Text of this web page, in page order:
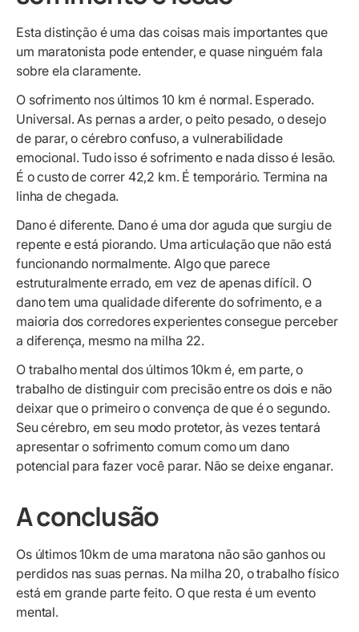
Esta distinção é uma das coisas mais importantes que
um maratonista pode entender, e quase ninguém fala
sobre ela claramente.
O sofrimento nos últimos 10 km é normal. Esperado.
Universal. As pernas a arder, o peito pesado, o desejo
de parar, o cérebro confuso, a vulnerabilidade
emocional. Tudo isso é sofrimento e nada disso é lesão.
É o custo de correr 42,2 km. É temporário. Termina na
linha de chegada.
Dano é diferente. Dano é uma dor aguda que surgiu de
repente e está piorando. Uma articulação que não está
funcionando normalmente. Algo que parece
estruturalmente errado, em vez de apenas difícil. O
dano tem uma qualidade diferente do sofrimento, e a
maioria dos corredores experientes consegue perceber
a diferença, mesmo na milha 22.
O trabalho mental dos últimos 10km é, em parte, o
trabalho de distinguir com precisão entre os dois e não
deixar que o primeiro o convença de que é o segundo.
Seu cérebro, em seu modo protetor, às vezes tentará
apresentar o sofrimento comum como um dano
potencial para fazer você parar. Não se deixe enganar.
A conclusão
Os últimos 10km de uma maratona não são ganhos ou
perdidos nas suas pernas. Na milha 20, o trabalho físico
está em grande parte feito. O que resta é um evento
mental.